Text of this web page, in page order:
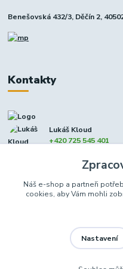
Benešovská 432/3, Děčín 2,
Kontakty
Lukáš Kloud
+420 725 545 401
Náš e-shop a partneři
cookies, aby Vám mohli
Nastavení